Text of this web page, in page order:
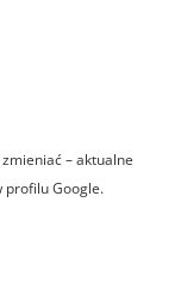
– aktualne
profilu Google.